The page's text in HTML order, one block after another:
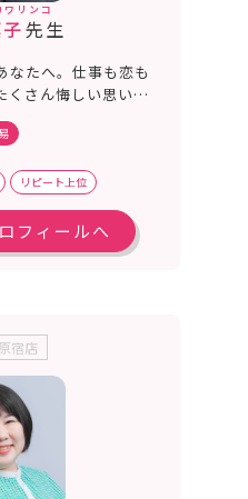
ワリンコ
先生
なたへ。仕事も恋も
くさん悔しい思いを
に運気が上がる方
いにきてくださ
リピート上位
フィールへ
原宿店